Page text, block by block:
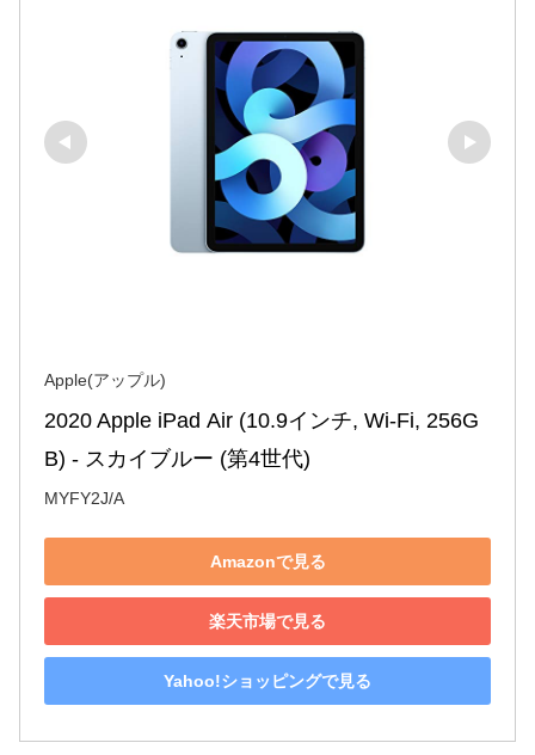
Apple(アップル)
2020 Apple iPad Air (10.9インチ, Wi-Fi, 256G
B) - スカイブルー (第4世代)
MYFY2J/A
Amazonで見る
楽天市場で見る
Yahoo!ショッピングで見る